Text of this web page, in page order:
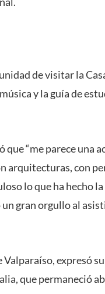
de visitar la
y la guía de
que “me parece una
con
lo que ha hecho
gran orgullo al
Valparaíso, expresó
que permaneció